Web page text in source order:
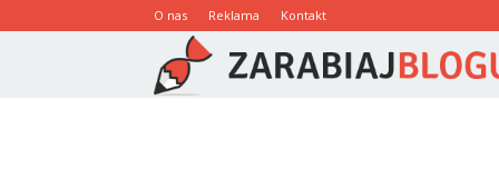
O nas Reklama Kontakt